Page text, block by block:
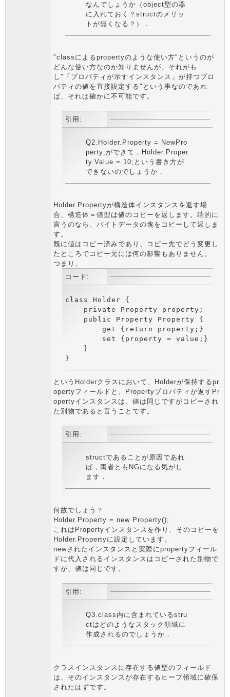
なんでしょうか（object型の器
に入れておく？structのメリッ
トが無くなる？）．
"classによるpropertyのような使い方"というのが
どんな使い方なのか知りませんが、それがも
し"「プロパティが示すインスタンス」が持つプロ
パティの値を直接設定する"という事なのであれ
ば、それは確かに不可能です。
引用:
Q2.Holder.Property = NewPro
perty;ができて，Holder.Proper
ty.Value = 10;という書き方が
できないのでしょうか．
Holder.Propertyが構造体インスタンスを返す場
合、構造体＝値型は値のコピーを返します。端的に
言うのなら、バイトデータの塊をコピーして返しま
す。
既に値はコピー済みであり、コピー先でどう変更し
たところでコピー元には何の影響もありません。
つまり、
コード:
class Holder {
    private Property property;
    public Property Property {
        get {return property;}
        set {property = value;}
    }
}
というHolderクラスにおいて、Holderが保持するpr
opertyフィールドと、Propertyプロパティが返すPr
opertyインスタンスは、値は同じですがコピーされ
た別物であると言うことです。
引用:
structであることが原因であれ
ば，両者ともNGになる気がし
ます．
何故でしょう？
Holder.Property = new Property();
これはPropertyインスタンスを作り、そのコピーを
Holder.Propertyに設定しています。
newされたインスタンスと実際にpropertyフィール
ドに代入されるインスタンスはコピーされた別物で
すが、値は同じです。
引用:
Q3.class内に含まれているstru
ctはどのようなスタック領域に
作成されるのでしょうか．
クラスインスタンスに存在する値型のフィールド
は、そのインスタンスが存在するヒープ領域に確保
されたはずです。